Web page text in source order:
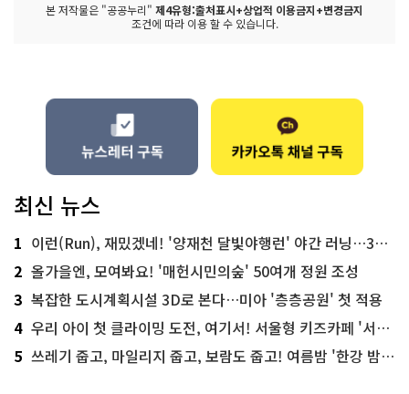
본 저작물은 "공공누리" 제4유형:출처표시+상업적 이용금지+변경금지
조건에 따라 이용 할 수 있습니다.
최신 뉴스
1 이런(Run), 재밌겠네! '양재천 달빛야행런' 야간 러닝…300명 모집
2 올가을엔, 모여봐요! '매헌시민의숲' 50여개 정원 조성
3 복잡한 도시계획시설 3D로 본다…미아 '층층공원' 첫 적용
4 우리 아이 첫 클라이밍 도전, 여기서! 서울형 키즈카페 '서울가족플라자점'
5 쓰레기 줍고, 마일리지 줍고, 보람도 줍고! 여름밤 '한강 밤마실 줍깅'